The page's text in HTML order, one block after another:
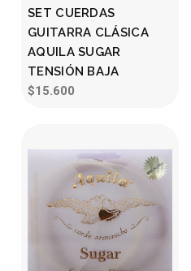
SET CUERDAS
GUITARRA CLÁSICA
AQUILA SUGAR
TENSIÓN BAJA
$15.600